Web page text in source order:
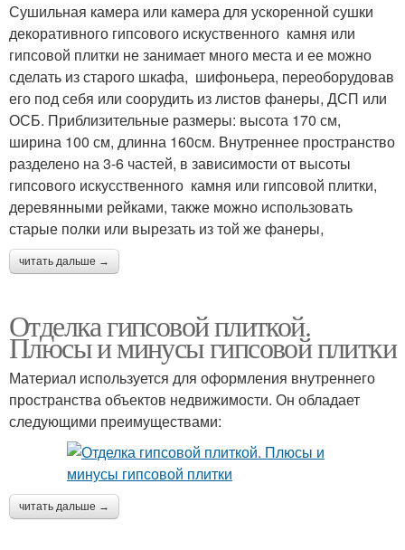
Гипсовый камень Плитка под камень
Декоративные камни Камень в квартире
Камень для отделки Плитки из гипса
Камень для наружной
отделки
Кирпичики из гипса
Натуральный камень
Сушильная камера или камера для ускоренной сушки
декоративного гипсового искуственного камня или
гипсовой плитки не занимает много места и ее можно
сделать из старого шкафа, шифоньера, переоборудовав
его под себя или соорудить из листов фанеры, ДСП или
ОСБ. Приблизительные размеры: высота 170 см,
ширина 100 см, длинна 160см. Внутреннее пространство
разделено на 3-6 частей, в зависимости от высоты
гипсового искусственного камня или гипсовой плитки,
деревянными рейками, также можно использовать
старые полки или вырезать из той же фанеры,
читать дальше →
Отделка гипсовой плиткой.
Плюсы и минусы гипсовой плитки
Материал используется для оформления внутреннего
пространства объектов недвижимости. Он обладает
следующими преимуществами:
читать дальше →